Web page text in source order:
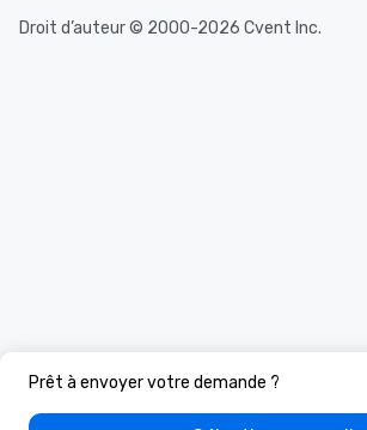
Prêt à envoyer votre demande ?
Droit d’auteur © 2000-2026 Cvent Inc.